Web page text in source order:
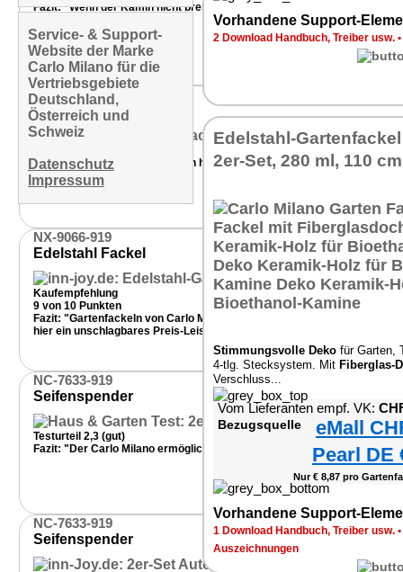
Fazit: "Wenn der Kamin nicht brennt, ist es ein edler Blickfang im
PV-9109-919
3er Sparpack
Fazit: "Das ... Lampen-Öl ist von hoher Ergiebigkeit und hochwertig."
NX-9066-919
Edelstahl Fackel
Kaufempfehlung
9 von 10 Punkten
Fazit: "Gartenfackeln von Carlo Milano in zeitlosem Edelstahl-Design
hier ein unschlagbares Preis-Leistungs-Verhältnis besteht!"
NC-7633-919
Seifenspender
Testurteil 2,3 (gut)
Fazit: "Der Carlo Milano ermöglicht ein schnelles und
NC-7633-919
Seifenspender
Service- & Support-
Website der Marke
Carlo Milano für die
Vertriebsgebiete
Deutschland,
Österreich und
Schweiz
Datenschutz
Impressum
Vorhandene Support-
2 Download Handbuch, Treiber usw. •
Edelstahl-
2er-Set, 280 ml, 110 cm
Stimmungsvolle Deko für Garten,
4-tlg. Stecksystem. Mit Fiberglas-
Verschluss...
Vom Lieferanten empf. VK:
Bezugsquelle
eMall
Pearl DE
Nur € 8,87 pro
Vorhandene Support-
1 Download Handbuch, Treiber usw. •
Auszeichnungen